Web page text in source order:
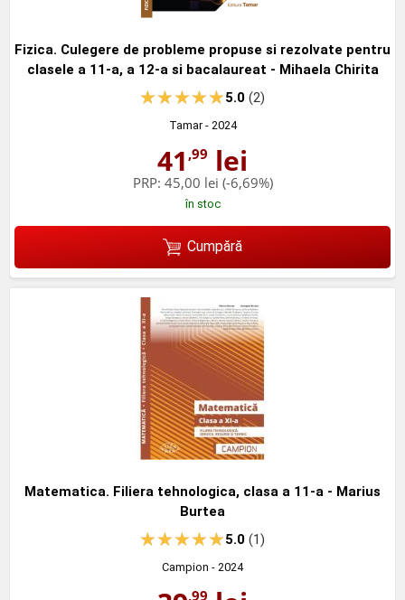
Fizica. Culegere de probleme propuse si rezolvate pentru
clasele a 11-a, a 12-a si bacalaureat - Mihaela Chirita
5.0(2)
Tamar- 2024
41 ,99 lei
PRP: 45,00 lei (-6,69%)
în stoc
Cumpără
Matematica. Filiera tehnologica, clasa a 11-a - Marius
Burtea
5.0(1)
Campion - 2024
,99